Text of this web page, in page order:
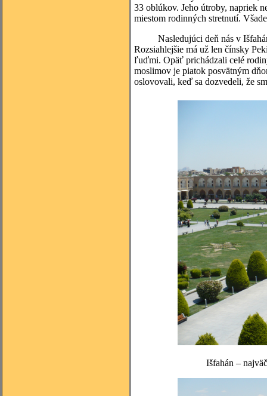
33 oblúkov. Jeho útroby, napriek
miestom rodinných stretnutí.
Nasledujúci deň nás v Išfaháne
Rozsiahlejšie má už len čínsky
ľuďmi. Opäť prichádzali celé
moslimov je piatok posvätným
oslovovali, keď sa dozvedeli, že
Išfahán –